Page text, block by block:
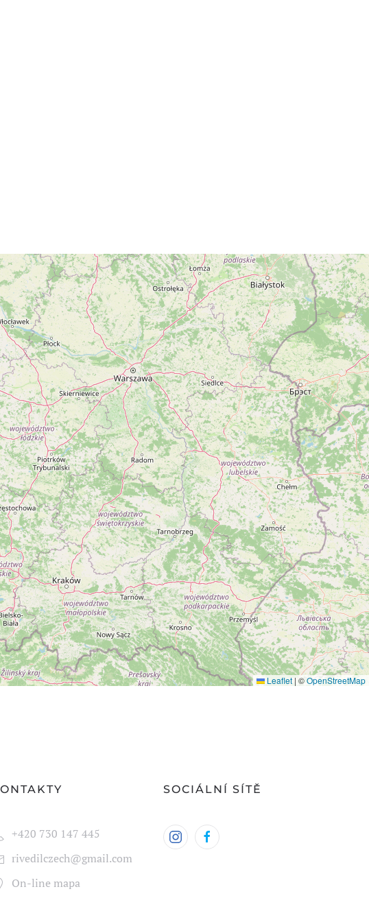
Leaflet | ©OpenStreetMap
+420 730 147 445
rivedilczech@gmail.com
On-line mapa
SOCIÁLNÍ SÍTĚ